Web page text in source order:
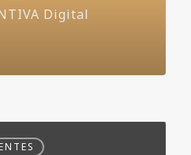
Digital